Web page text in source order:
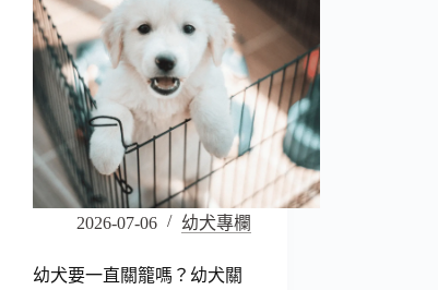
2026-07-06 幼犬專欄
幼犬要一直關籠嗎？幼犬關